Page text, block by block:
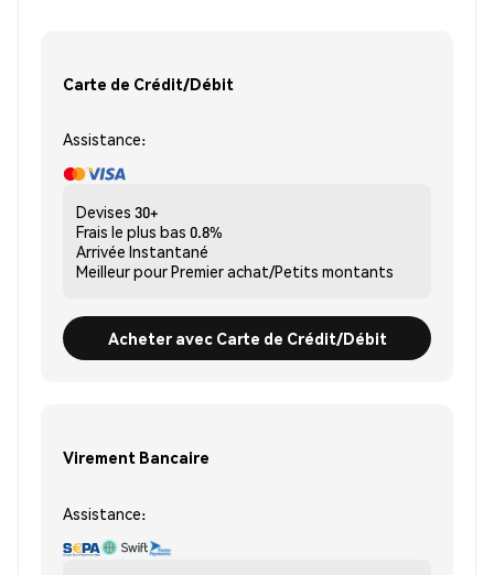
Carte de Crédit/Débit
Assistance:
Devises 30+
Frais le plus bas 0.8%
Arrivée Instantané
Meilleur pourPremier achat/Petits montants
Acheter avec Carte de Crédit/Débit
Virement Bancaire
Assistance: